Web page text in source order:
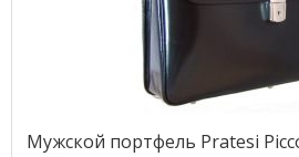
Мужской портфель Pratesi